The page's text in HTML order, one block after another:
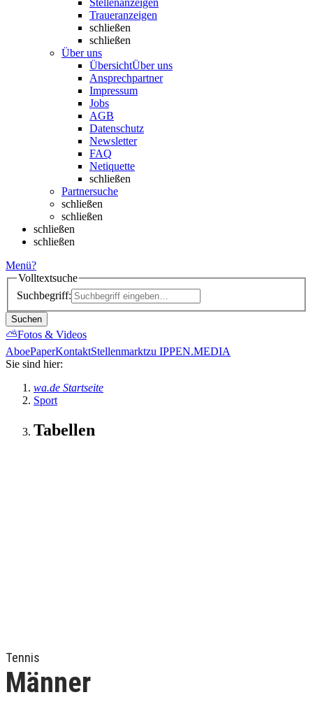
Stellenanzeigen
Traueranzeigen
schließen
schließen
Über uns
ÜbersichtÜber uns
Ansprechpartner
Impressum
Jobs
AGB
Datenschutz
Newsletter
FAQ
Netiquette
schließen
Partnersuche
schließen
schließen
schließen
schließen
Menü?
Volltextsuche
Suchbegriff:
Suchen
⛅Fotos & Videos
AboePaperKontaktStellenmarktzu IPPEN.MEDIA
Sie sind hier:
wa.de Startseite
Sport
Tabellen
Tennis
Männer